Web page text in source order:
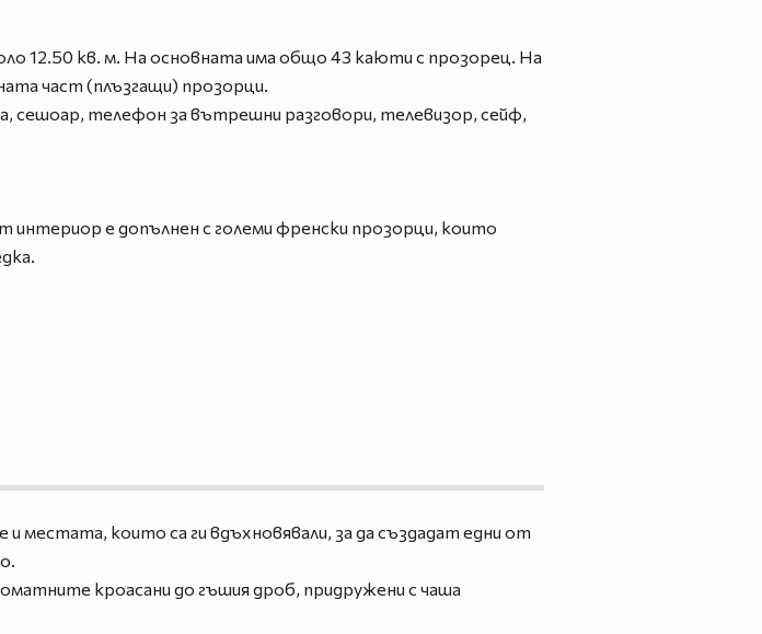
12.50 кв. м. На основната има общо 43 каюти с прозорец. На
част (плъзгащи) прозорци.
сешоар, телефон за вътрешни разговори, телевизор, сейф,
интериор е допълнен с големи френски прозорци, които
които са ги вдъхновявали, за да създадат едни от
кроасани до гъшия дроб, придружени с чаша